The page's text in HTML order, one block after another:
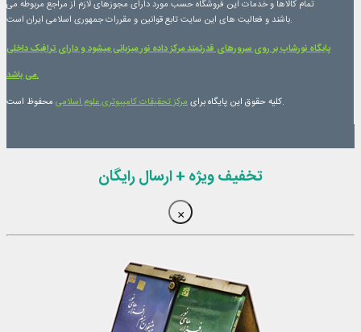
تمام کالاها و خدمات این فروشگاه حسب مورد دارای مجوزهای لازم از مراجع مربوطه می
باشند و فعالیت های این سایت تابع قوانین و مقررات جمهوری اسلامی ایران است.
پایگاه نورشاپ بر روی سرورهای قدرتمند مرکز داده نور میزبانی میشود و دارای ترافیک داخلی
می باشد.
کلیه حقوق این پایگاه برایمرکز تحقیقات کامپیوتری علوم اسلامی محفوظ است.
تخفیف ویژه + ارسال رایگان
×